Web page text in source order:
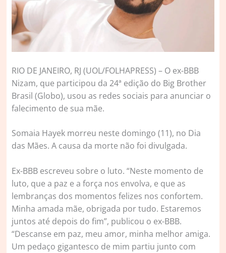
RIO DE JANEIRO, RJ (UOL/FOLHAPRESS) – O ex-BBB
Nizam, que participou da 24ª edição do Big Brother
Brasil (Globo), usou as redes sociais para anunciar o
falecimento de sua mãe.
Somaia Hayek morreu neste domingo (11), no Dia
das Mães. A causa da morte não foi divulgada.
Ex-BBB escreveu sobre o luto. “Neste momento de
luto, que a paz e a força nos envolva, e que as
lembranças dos momentos felizes nos confortem.
Minha amada mãe, obrigada por tudo. Estaremos
juntos até depois do fim”, publicou o ex-BBB.
“Descanse em paz, meu amor, minha melhor amiga.
Um pedaço gigantesco de mim partiu junto com